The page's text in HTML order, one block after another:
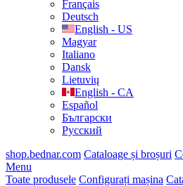
Français
Deutsch
English - US
Magyar
Italiano
Dansk
Lietuvių
English - CA
Español
Български
Русский
shop.bednar.com Cataloage și broșuri
Menu
Toate produsele Configurați mașina